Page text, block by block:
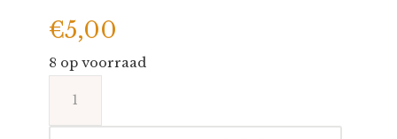
€5,00
8 op voorraad
sleutelhanger